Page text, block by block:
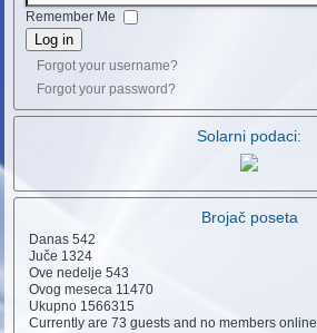
Remember Me
Log in
Forgot your username?
Forgot your password?
Solarni podaci:
Brojač poseta
Danas542
Juče 1324
Ove nedelje543
Ovog meseca 11470
Ukupno 1566315
Currently are 73 guests and no members online